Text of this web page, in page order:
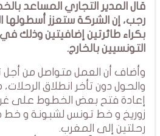
قال المدير التجاري المساعد
بكراء طائرتين إضافيتين وذلك
التونسيين بالخارج.
وأضاف أن العمل متواصل من
والحول دون تأخر انطلاق
إعادة فتح بعض الخطوط على
زوريخ و خط تونس لشبونة و خط
رحلتين إلى المغرب.